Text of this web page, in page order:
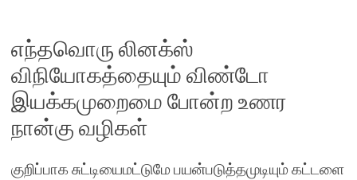
எந்தவொரு லினக்ஸ்
விநியோகத்தையும் விண்டோ
இயக்கமுறைமை போன்ற உணர
நான்கு வழிகள்
குறிப்பாக சுட்டியைமட்டுமே பயன்படுத்தமுடியும் கட்டளை